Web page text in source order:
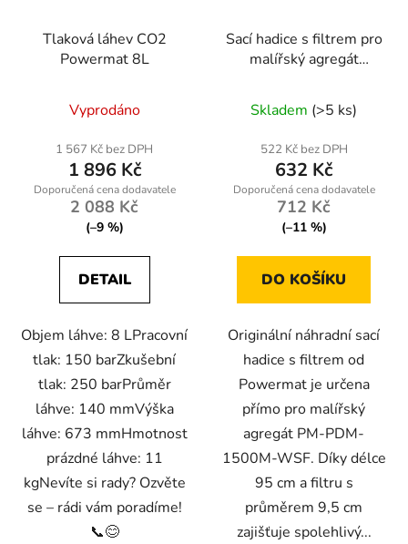
Tlaková láhev CO2
Powermat 8L
Vyprodáno
1 567 Kč bez DPH
1 896 Kč
2 088 Kč
(–9 %)
DETAIL
Objem láhve: 8 LPracovní
tlak: 150 barZkušební
tlak: 250 barPrůměr
láhve: 140 mmVýška
láhve: 673 mmHmotnost
prázdné láhve: 11
kgNevíte si rady? Ozvěte
se – rádi vám poradíme!
📞😊
Sací hadice s filtrem pro
malířský agregát
1500M-WSF
Skladem (>5 ks)
522 Kč bez DPH
632 Kč
712 Kč
(–11 %)
DO KOŠÍKU
Originální náhradní sací
hadice s filtrem od
Powermat je určena
přímo pro malířský
agregát PM-PDM-
1500M-WSF. Díky délce
95 cm a filtru s
průměrem 9,5 cm
zajišťuje spolehlivý...